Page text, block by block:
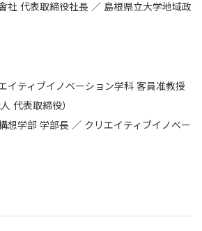
社 代表取締役社長 ／ 島根県立大学地域政
イティブイノベーション学科 客員准教授
代表取締役）
想学部 学部長 ／ クリエイティブイノベー